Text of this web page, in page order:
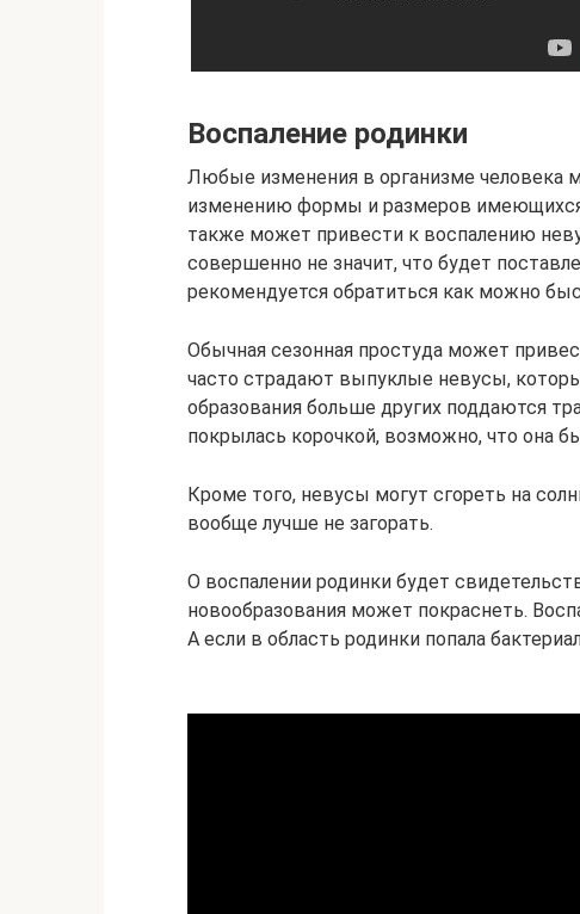
Воспаление родинки
Любые изменения в организме человека
изменению формы и размеров
также может привести к воспалению
совершенно не значит, что будет
рекомендуется обратиться как можно
Обычная сезонная простуда может
часто страдают выпуклые невусы,
образования больше других поддаются
покрылась корочкой, возможно, что она
Кроме того, невусы могут сгореть на
вообще лучше не загорать.
О воспалении родинки будет
новообразования может покраснеть.
А если в область родинки попала